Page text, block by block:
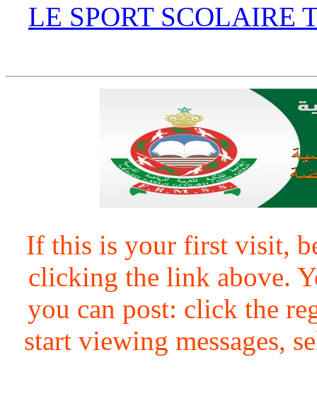
LE SPORT SCOLAIRE
If this is your first visit,
clicking the link above.
you can post: click the
start viewing messages,